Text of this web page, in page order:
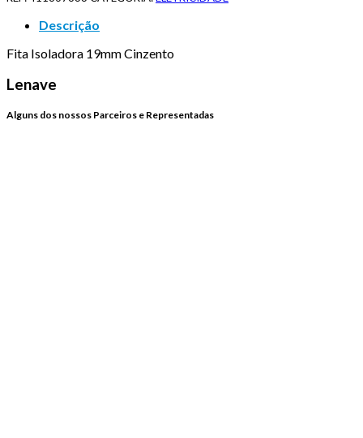
Descrição
Fita Isoladora 19mm Cinzento
Lenave
Alguns dos nossos Parceiros e Representadas